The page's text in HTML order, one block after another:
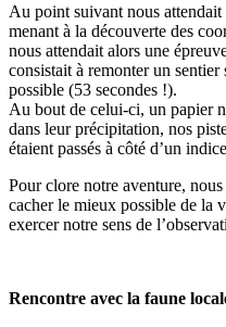
Au point suivant nous
menant à la découverte des
nous attendait alors une
consistait à remonter un sentier
possible (53 secondes !).
Au bout de celui-ci, un papier
dans leur précipitation, nos
étaient passés à côté d’un
Pour clore notre aventure,
cacher le mieux possible de la
exercer notre sens de
Rencontre avec la faune